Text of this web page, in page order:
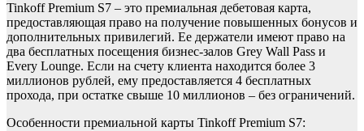
Tinkoff Premium S7 – это премиальная дебетовая карта,
предоставляющая право на получение повышенных бонусов и
дополнительных привилегий. Ее держатели имеют право на
два бесплатных посещения бизнес-залов Grey Wall Pass и
Every Lounge. Если на счету клиента находится более 3
миллионов рублей, ему предоставляется 4 бесплатных
прохода, при остатке свыше 10 миллионов – без ограничений.
Особенности премиальной карты Tinkoff Premium S7: